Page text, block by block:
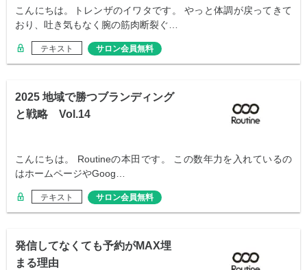
こんにちは。トレンザのイワタです。 やっと体調が戻ってきて
おり、吐き気もなく腕の筋肉断裂ぐ…
テキスト サロン会員無料
2025 地域で勝つブランディング
と戦略 Vol.14
こんにちは。 Routineの本田です。 この数年力を入れているの
はホームページやGoog…
テキスト サロン会員無料
発信してなくても予約がMAX埋
まる理由